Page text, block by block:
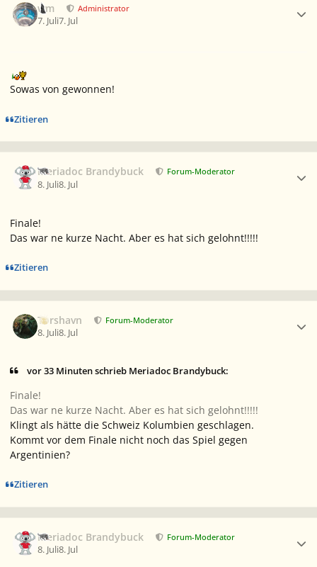
wm Administrator
7. Juli7. Jul
Sowas von gewonnen!
Zitieren
Meriadoc Brandybuck Forum-Moderator
8. Juli8. Jul
Finale!
Das war ne kurze Nacht. Aber es hat sich gelohnt!!!!!
Zitieren
Torshavn Forum-Moderator
8. Juli8. Jul
vor 33 Minuten schrieb Meriadoc Brandybuck:
Finale!
Das war ne kurze Nacht. Aber es hat sich gelohnt!!!!!
Klingt als hätte die Schweiz Kolumbien geschlagen.
Kommt vor dem Finale nicht noch das Spiel gegen
Argentinien?
Zitieren
Meriadoc Brandybuck Forum-Moderator
8. Juli8. Jul